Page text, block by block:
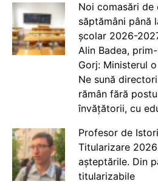
Noi comasări de
săptămâni până
școlar 2026-
Alin Badea,
Gorj: Ministerul
Ne sună
rămân fără
învățătorii, cu
Profesor de
Titularizare
așteptările. Din
titularizabile